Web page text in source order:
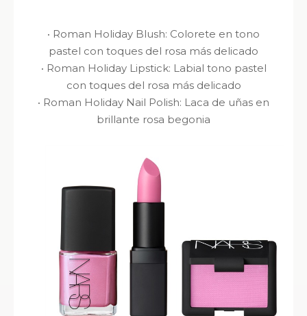
· Roman Holiday Blush: Colorete en tono
pastel con toques del rosa más delicado
· Roman Holiday Lipstick: Labial tono pastel
con toques del rosa más delicado
· Roman Holiday Nail Polish: Laca de uñas en
brillante rosa begonia